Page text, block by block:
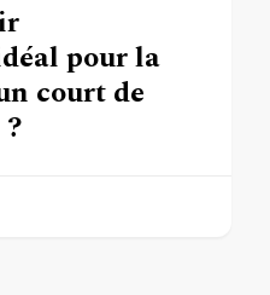
pour la
court de